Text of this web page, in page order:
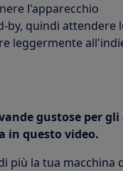
l'apparecchio
by, quindi attendere
leggermente
gustose per
in questo video.
più la tua macchina